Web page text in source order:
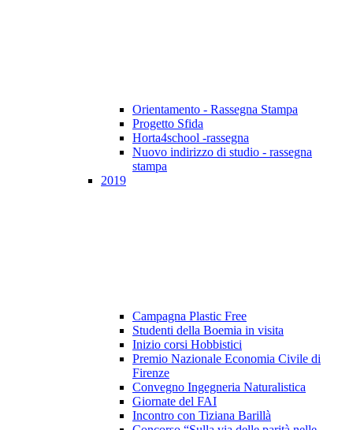
Orientamento - Rassegna Stampa
Progetto Sfida
Horta4school -rassegna
Nuovo indirizzo di studio - rassegna
stampa
2019
Campagna Plastic Free
Studenti della Boemia in visita
Inizio corsi Hobbistici
Premio Nazionale Economia Civile di
Firenze
Convegno Ingegneria Naturalistica
Giornate del FAI
Incontro con Tiziana Barillà